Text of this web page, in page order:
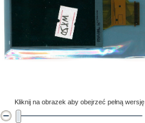
Kliknij na obrazek aby obejrzeć pełną wersję